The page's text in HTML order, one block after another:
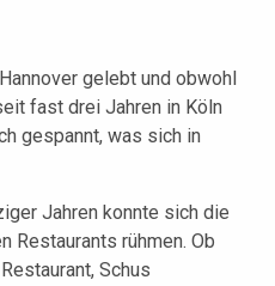
gelebt und obwohl
fast drei Jahren in Köln
gespannt, was sich in
Jahren konnte sich die
Restaurants rühmen. Ob
Schus